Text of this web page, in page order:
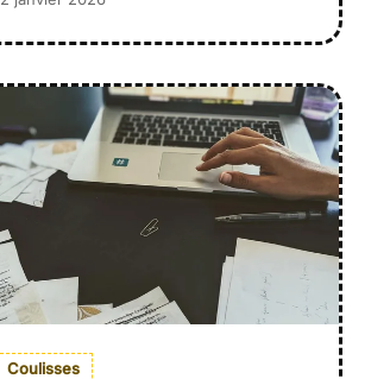
Coulisses